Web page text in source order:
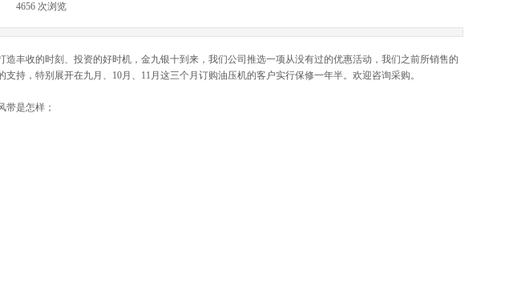
4656 次浏览
丰收的时刻、投资的好时机，金九银十到来，我们公司推选一项从没有过的优惠活动，我们之前所销售的
持，特别展开在九月、10月、11月这三个月订购油压机的客户实行保修一年半。欢迎咨询采购。
带是怎样；